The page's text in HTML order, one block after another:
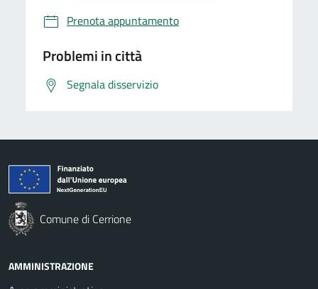
Prenota appuntamento
Problemi in città
Segnala disservizio
Comune di Cerrione
AMMINISTRAZIONE